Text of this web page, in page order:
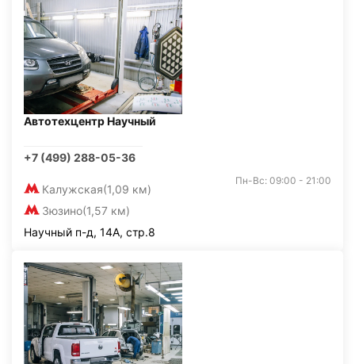
Автотехцентр Научный
+7 (499) 288-05-36
Калужская(1,09 км)
Зюзино(1,57 км)
Пн-Вс: 09:00 - 21:00
Научный п-д, 14А, стр.8